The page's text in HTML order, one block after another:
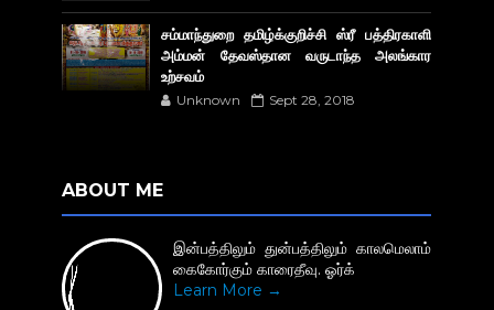
சம்மாந்துறை தமிழ்க்குறிச்சி ஸ்ரீ பத்திரகாளி
அம்மன் தேவஸ்தான வருடாந்த அலங்கார
உற்சவம்
Unknown Sept 28, 2018
ABOUT ME
இன்பத்திலும் துன்பத்திலும் காலமெலாம்
கைகோர்கும் காரைதீவு. ஓர்க்
Learn More →